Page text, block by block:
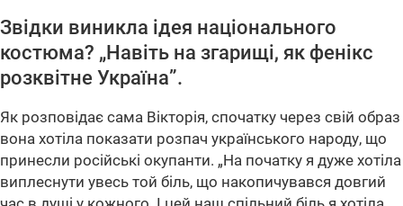
Звідки виникла ідея національного
костюма? „Навіть на згарищі, як фенікс
розквітне Україна”.
Як розповідає сама Вікторія, спочатку через свій образ
вона хотіла показати розпач українського народу, що
принесли російські окупанти. „На початку я дуже хотіла
виплеснути увесь той біль, що накопичувався довгий